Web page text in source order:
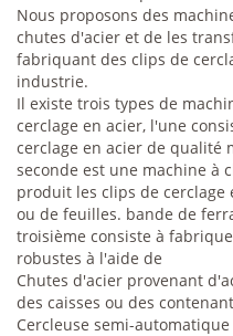
Nous proposons des
chutes d'acier et de les
fabriquant des clips de
industrie.
Il existe trois types de
cerclage en acier, l'une
cerclage en acier de qualité
seconde est une machine à
produit les clips de
ou de feuilles. bande de
troisième consiste à
robustes à l'aide de
Chutes d'acier provenant
des caisses ou des
Cercleuse semi-